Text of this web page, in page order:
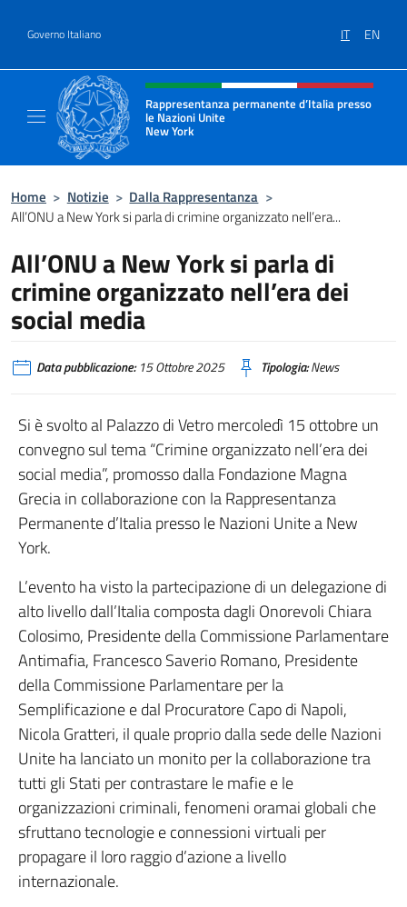
Governo Italiano IT EN
Intestazione sito, social e menù
Rappresentanza permanente d’Italia presso
le Nazioni Unite
New York
Il sito ufficiale della Rappresentanza
Home > Notizie > Dalla Rappresentanza >
All’ONU a New York si parla di crimine organizzato nell’era...
All’ONU a New York si parla di
crimine organizzato nell’era dei
social media
Data pubblicazione:15 Ottobre 2025 Tipologia:News
Si è svolto al Palazzo di Vetro mercoledì 15 ottobre un
convegno sul tema “Crimine organizzato nell’era dei
social media”, promosso dalla Fondazione Magna
Grecia in collaborazione con la Rappresentanza
Permanente d’Italia presso le Nazioni Unite a New
York.
L’evento ha visto la partecipazione di un delegazione di
alto livello dall’Italia composta dagli Onorevoli Chiara
Colosimo, Presidente della Commissione Parlamentare
Antimafia, Francesco Saverio Romano, Presidente
della Commissione Parlamentare per la
Semplificazione e dal Procuratore Capo di Napoli,
Nicola Gratteri, il quale proprio dalla sede delle Nazioni
Unite ha lanciato un monito per la collaborazione tra
tutti gli Stati per contrastare le mafie e le
organizzazioni criminali, fenomeni oramai globali che
sfruttano tecnologie e connessioni virtuali per
propagare il loro raggio d’azione a livello
internazionale.